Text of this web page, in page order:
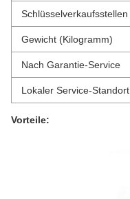
Schlüsselverkaufsstellen
Gewicht (Kilogramm)
Nach Garantie-Service
Lokaler Service-Standort
Vorteile: